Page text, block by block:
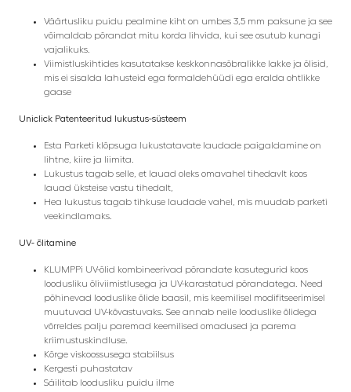
Väärtusliku puidu pealmine kiht on umbes 3,5 mm paksune ja see
võimaldab põrandat mitu korda lihvida, kui see osutub kunagi
vajalikuks.
Viimistluskihtides kasutatakse keskkonnasõbralikke lakke ja õlisid,
mis ei sisalda lahusteid ega formaldehüüdi ega eralda ohtlikke
gaase
Uniclick Patenteeritud lukustus-süsteem
Esta Parketi klõpsuga lukustatavate laudade paigaldamine on
lihtne, kiire ja liimita.
Lukustus tagab selle, et lauad oleks omavahel tihedavlt koos
lauad üksteise vastu tihedalt,
Hea lukustus tagab tihkuse laudade vahel, mis muudab parketi
veekindlamaks.
UV- õlitamine
KLUMPPi UV-õlid kombineerivad põrandate kasutegurid koos
loodusliku õliviimistlusega ja UV-karastatud põrandatega. Need
põhinevad looduslike õlide baasil, mis keemilisel modifitseerimisel
muutuvad UV-kõvastuvaks. See annab neile looduslike õlidega
võrreldes palju paremad keemilised omadused ja parema
kriimustuskindluse.
Kõrge viskoossusega stabiilsus
Kergesti puhastatav
Säilitab loodusliku puidu ilme